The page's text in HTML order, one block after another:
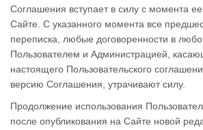
Соглашения вступает в силу с момента
Сайте. С указанного момента все
переписка, любые договоренности в
Пользователем и Администрацией,
настоящего Пользовательского
версию Соглашения, утрачивают силу.
Продолжение использования
после опубликования на Сайте новой